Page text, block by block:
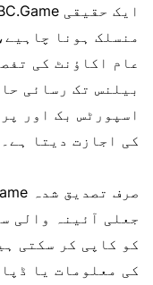
منسلک ہونا
عام اکاؤنٹ کی
بیلنس تک رسائی
اسپورٹس بک اور
کی اجازت دیتا ہے۔
جعلی آئینہ والی
کو کاپی کر سکتی
کی معلومات یا